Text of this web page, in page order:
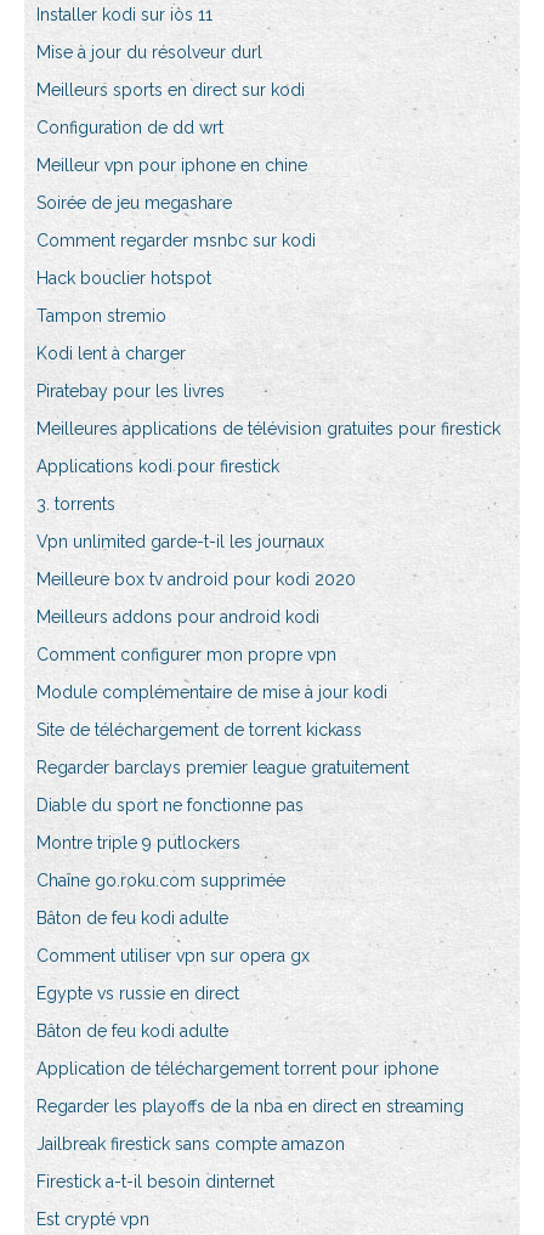
Installer kodi sur ios 11
Mise à jour du résolveur durl
Meilleurs sports en direct sur kodi
Configuration de dd wrt
Meilleur vpn pour iphone en chine
Soirée de jeu megashare
Comment regarder msnbc sur kodi
Hack bouclier hotspot
Tampon stremio
Kodi lent à charger
Piratebay pour les livres
Meilleures applications de télévision gratuites pour firestick
Applications kodi pour firestick
3. torrents
Vpn unlimited garde-t-il les journaux
Meilleure box tv android pour kodi 2020
Meilleurs addons pour android kodi
Comment configurer mon propre vpn
Module complémentaire de mise à jour kodi
Site de téléchargement de torrent kickass
Regarder barclays premier league gratuitement
Diable du sport ne fonctionne pas
Montre triple 9 putlockers
Chaîne go.roku.com supprimée
Bâton de feu kodi adulte
Comment utiliser vpn sur opera gx
Egypte vs russie en direct
Bâton de feu kodi adulte
Application de téléchargement torrent pour iphone
Regarder les playoffs de la nba en direct en streaming
Jailbreak firestick sans compte amazon
Firestick a-t-il besoin dinternet
Est crypté vpn